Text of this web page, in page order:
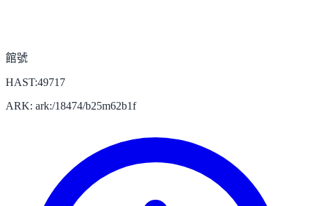
館號
HAST:49717
ARK: ark:/18474/b25m62b1f